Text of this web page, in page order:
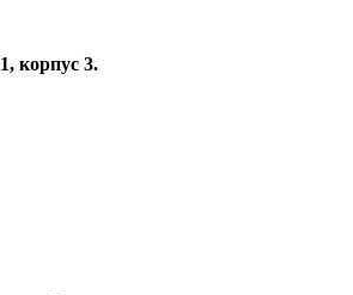
корпус 3.